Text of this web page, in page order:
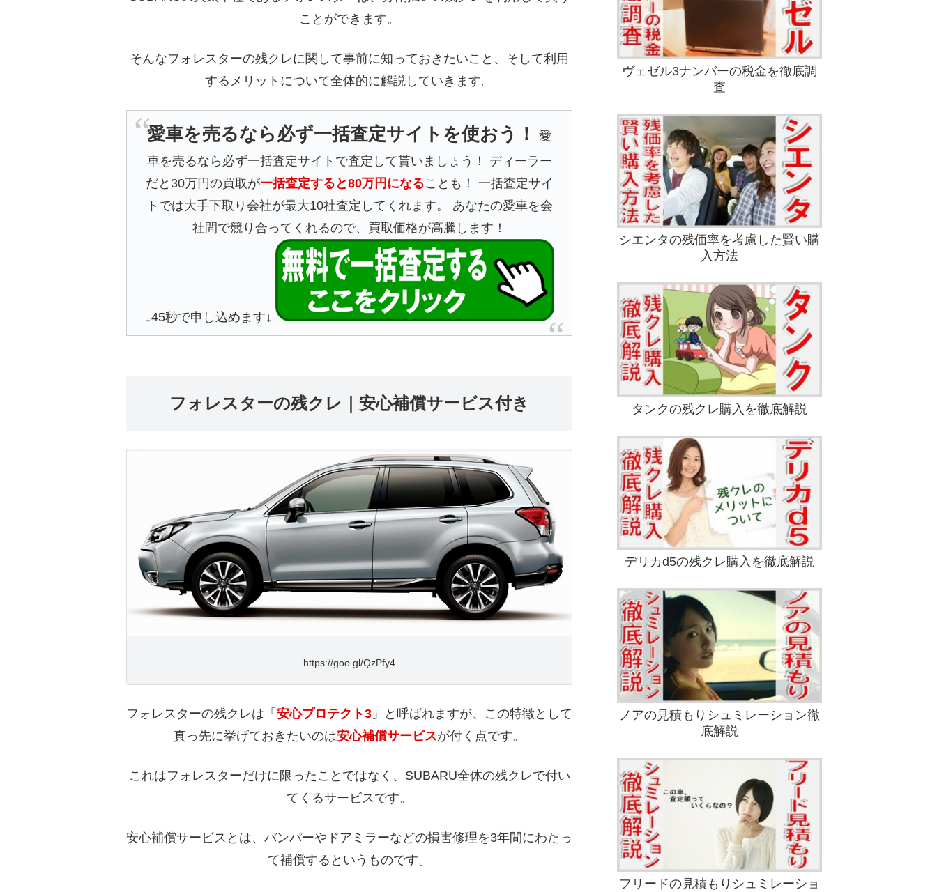
ことができます。
そんなフォレスターの残クレに関して事前に知っておきたいこと、そして利用
するメリットについて全体的に解説していきます。
愛車を売るなら必ず一括査定サイトを使おう！
愛
車を売るなら必ず一括査定サイトで査定して貰いましょう！ ディーラー
だと30万円の買取が一括査定すると80万円になることも！ 一括査定サイ
トでは大手下取り会社が最大10社査定してくれます。 あなたの愛車を会
社間で競り合ってくれるので、買取価格が高騰します！
↓45秒で申し込めます↓
フォレスターの残クレ｜安心補償サービス付き
https://goo.gl/QzPfy4
フォレスターの残クレは「 安心プロテクト3 」と呼ばれますが、この特徴として
真っ先に挙げておきたいのは安心補償サービスが付く点です。
これはフォレスターだけに限ったことではなく、SUBARU全体の残クレで付い
てくるサービスです。
安心補償サービスとは、バンパーやドアミラーなどの損害修理を3年間にわたっ
て補償するというものです。
ヴェゼル3ナンバーの税金を徹底調
査
シエンタの残価率を考慮した賢い購
入方法
タンクの残クレ購入を徹底解説
デリカd5の残クレ購入を徹底解説
ノアの見積もりシュミレーション徹
底解説
フリードの見積もりシュミレーショ